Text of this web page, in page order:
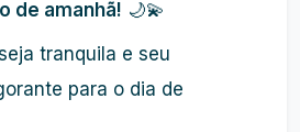
de amanhã! 🌙💫
tranquila e seu
para o dia de